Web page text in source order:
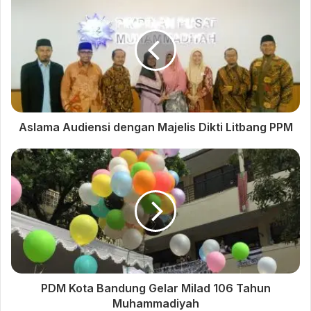
melainkan karena peemrintah Hindia Belanda menganggap
Pak Kasman seorang yang berbahaya, karena keaktifannya
dalam organisasi yang bersifat perjuangan. Dikeluarkan dari
sekolah itu, Pak Kasman masuk Sekolah Tinggi Hukum
(Recht Hoge School atau RHS). Di RHS, dia berkumpul lagi
dengan Mohammad Roem. Dan pada tanggal 26 Agustus
1939, Pak Kasman berhasil lulus dari RHS dan menggondol
ijazah yang memuaskan.
Sambil kuliah, pada tanggal 17 September 1928, Pak Kasman
sudah berumah tangga dengan memperistri Supinah Isti
Kasiyati, berasal dari Kutoarjo,yang ketika itu belajar di Frobel
Kweekschool (Sekolah Guru Taman Kanak-kanak) Bandung.
Yang juga saat itu aktif dalam JIB sebagai Sekretaris JIBDA
(JIB Dames Afdeeling-Bagian Puteri).
Aslama Audiensi dengan Majelis Dikti Litbang PPM
PDM Kota Bandung Gelar Milad 106 Tahun
Muhammadiyah